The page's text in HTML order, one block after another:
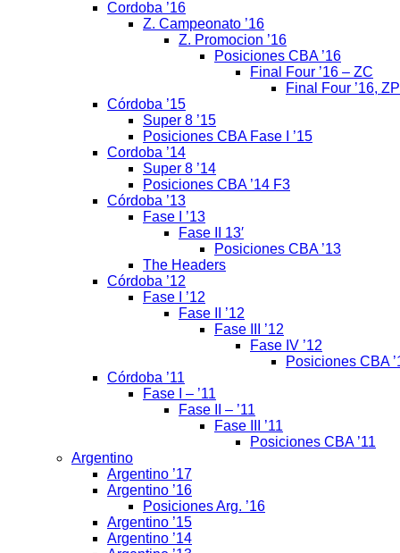
Cordoba ’16
Z. Campeonato ’16
Z. Promocion ’16
Posiciones CBA ’16
Final Four ’16 – ZC
Final Four ’16, ZP
Córdoba ’15
Super 8 ’15
Posiciones CBA Fase I ’15
Cordoba ’14
Super 8 ’14
Posiciones CBA ’14 F3
Córdoba ’13
Fase I ’13
Fase II 13′
Posiciones CBA ’13
The Headers
Córdoba ’12
Fase I ’12
Fase II ’12
Fase III ’12
Fase IV ’12
Posiciones CBA
Córdoba ’11
Fase I – ’11
Fase II – ’11
Fase III ’11
Posiciones CBA ’11
Argentino
Argentino ’17
Argentino ’16
Posiciones Arg. ’16
Argentino ’15
Argentino ’14